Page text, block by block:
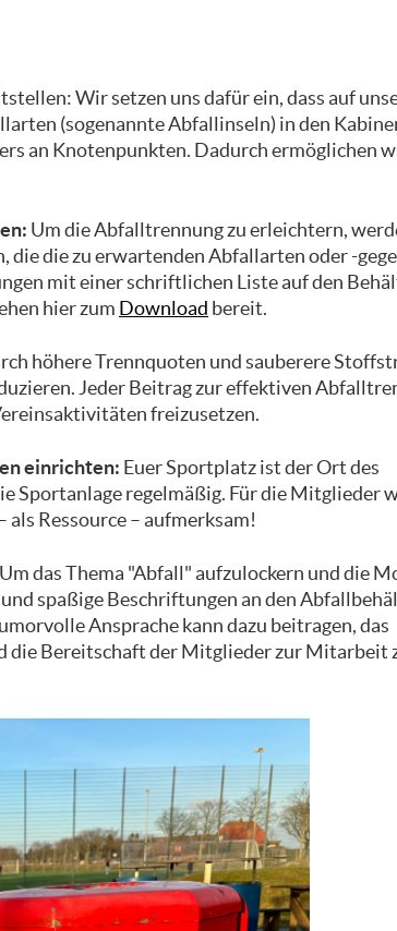
Wir setzen uns dafür ein, dass auf
(sogenannte Abfallinseln) in den
an Knotenpunkten. Dadurch ermöglichen
Um die Abfalltrennung zu erleichtern,
die zu erwartenden Abfallarten oder -
mit einer schriftlichen Liste auf den
hier zum Download bereit.
höhere Trennquoten und sauberere
Jeder Beitrag zur effektiven
freizusetzen.
einrichten: Euer Sportplatz ist der Ort des
Sportanlage regelmäßig. Für die Mitglieder
Ressource – aufmerksam!
Um das Thema "Abfall" aufzulockern und die
spaßige Beschriftungen an den
Ansprache kann dazu beitragen, das
die Bereitschaft der Mitglieder zur Mitarbeit